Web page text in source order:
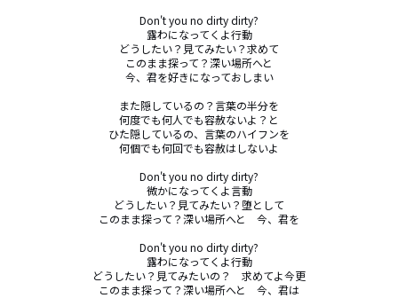
Don't you no dirty dirty?
露わになってくよ行動
どうしたい？見てみたい？求めて
このまま探って？深い場所へと
今、君を好きになっておしまい
また隠しているの？言葉の半分を
何度でも何人でも容赦ないよ？と
ひた隠しているの、言葉のハイフンを
何個でも何回でも容赦はしないよ
Don't you no dirty dirty?
微かになってくよ言動
どうしたい？見てみたい？堕として
このまま探って？深い場所へと　今、君を
Don't you no dirty dirty?
露わになってくよ行動
どうしたい？見てみたいの？　求めてよ今更
このまま探って？深い場所へと　今、君は